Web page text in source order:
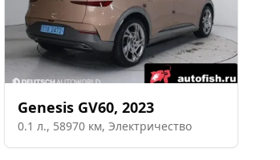
Genesis GV60, 2023
0.1 л., 58970 км, Электричество